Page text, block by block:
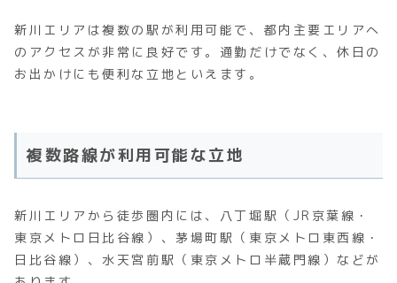
新川エリアは複数の駅が利用可能で、都内主要エリアへ
のアクセスが非常に良好です。通勤だけでなく、休日の
お出かけにも便利な立地といえます。
複数路線が利用可能な立地
新川エリアから徒歩圏内には、八丁堀駅（JR京葉線・
東京メトロ日比谷線）、茅場町駅（東京メトロ東西線・
日比谷線）、水天宮前駅（東京メトロ半蔵門線）などが